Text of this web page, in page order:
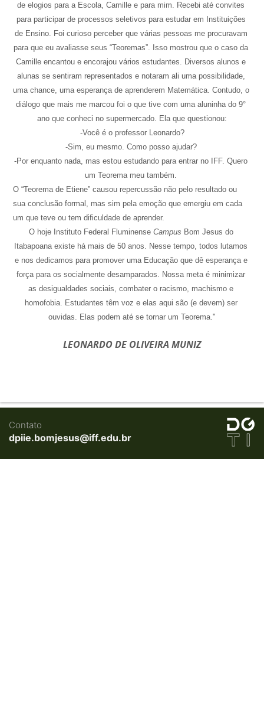
de elogios para a Escola, Camille e para mim. Recebi até convites
para participar de processos seletivos para estudar em Instituições
de Ensino. Foi curioso perceber que várias pessoas me procuravam
para que eu avaliasse seus “Teoremas”. Isso mostrou que o caso da
Camille encantou e encorajou vários estudantes. Diversos alunos e
alunas se sentiram representados e notaram ali uma possibilidade,
uma chance, uma esperança de aprenderem Matemática. Contudo, o
diálogo que mais me marcou foi o que tive com uma aluninha do 9°
ano que conheci no supermercado. Ela que questionou:
-Você é o professor Leonardo?
-Sim, eu mesmo. Como posso ajudar?
-Por enquanto nada, mas estou estudando para entrar no IFF. Quero
um Teorema meu também.
O “Teorema de Etiene” causou repercussão não pelo resultado ou
sua conclusão formal, mas sim pela emoção que emergiu em cada
um que teve ou tem dificuldade de aprender.
O hoje Instituto Federal Fluminense Campus Bom Jesus do
Itabapoana existe há mais de 50 anos. Nesse tempo, todos lutamos
e nos dedicamos para promover uma Educação que dê esperança e
força para os socialmente desamparados. Nossa meta é minimizar
as desigualdades sociais, combater o racismo, machismo e
homofobia. Estudantes têm voz e elas aqui são (e devem) ser
ouvidas. Elas podem até se tornar um Teorema."
LEONARDO DE OLIVEIRA MUNIZ
Contato
dpiie.bomjesus@iff.edu.br